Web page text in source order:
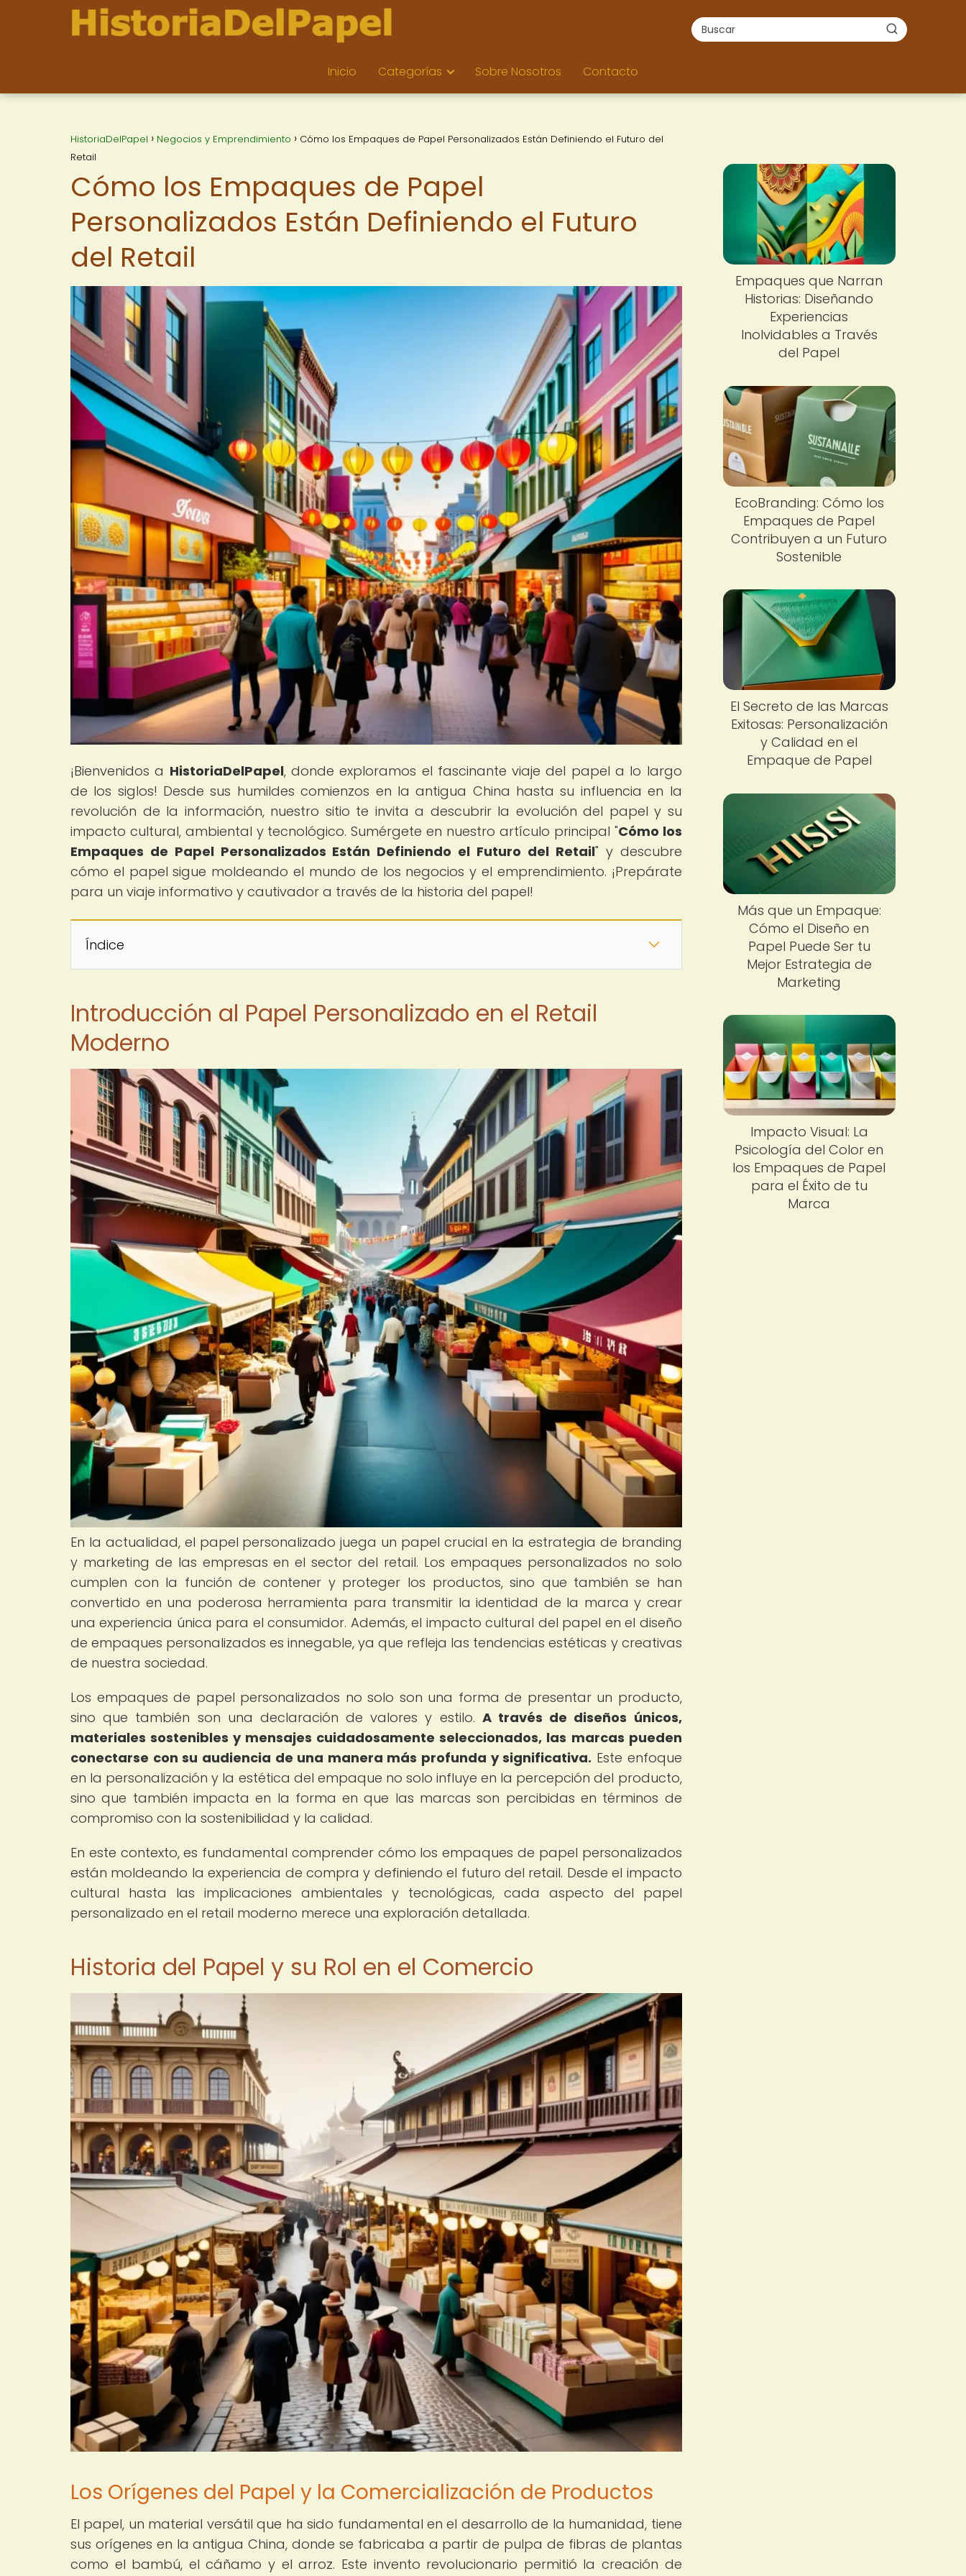
Inicio Categorías Sobre Nosotros Contacto
HistoriaDelPapel Negocios y Emprendimiento
Cómo los Empaques de Papel Personalizados Están Definiendo el Futuro del
Retail
Cómo los Empaques de Papel
Personalizados Están Definiendo el Futuro
del Retail
¡Bienvenidos a HistoriaDelPapel, donde exploramos el fascinante viaje del papel a lo largo
de los siglos! Desde sus humildes comienzos en la antigua China hasta su influencia en la
revolución de la información, nuestro sitio te invita a descubrir la evolución del papel y su
impacto cultural, ambiental y tecnológico. Sumérgete en nuestro artículo principal "Cómo los
Empaques de Papel Personalizados Están Definiendo el Futuro del Retail" y descubre
cómo el papel sigue moldeando el mundo de los negocios y el emprendimiento. ¡Prepárate
para un viaje informativo y cautivador a través de la historia del papel!
Índice
Introducción al Papel Personalizado en el Retail
Moderno
En la actualidad, el papel personalizado juega un papel crucial en la estrategia de branding
y marketing de las empresas en el sector del retail. Los empaques personalizados no solo
cumplen con la función de contener y proteger los productos, sino que también se han
convertido en una poderosa herramienta para transmitir la identidad de la marca y crear
una experiencia única para el consumidor. Además, el impacto cultural del papel en el diseño
de empaques personalizados es innegable, ya que refleja las tendencias estéticas y creativas
de nuestra sociedad.
Los empaques de papel personalizados no solo son una forma de presentar un producto,
sino que también son una declaración de valores y estilo. A través de diseños únicos,
materiales sostenibles y mensajes cuidadosamente seleccionados, las marcas pueden
conectarse con su audiencia de una manera más profunda y significativa. Este enfoque
en la personalización y la estética del empaque no solo influye en la percepción del producto,
sino que también impacta en la forma en que las marcas son percibidas en términos de
compromiso con la sostenibilidad y la calidad.
En este contexto, es fundamental comprender cómo los empaques de papel personalizados
están moldeando la experiencia de compra y definiendo el futuro del retail. Desde el impacto
cultural hasta las implicaciones ambientales y tecnológicas, cada aspecto del papel
personalizado en el retail moderno merece una exploración detallada.
Historia del Papel y su Rol en el Comercio
Los Orígenes del Papel y la Comercialización de Productos
El papel, un material versátil que ha sido fundamental en el desarrollo de la humanidad, tiene
sus orígenes en la antigua China, donde se fabricaba a partir de pulpa de fibras de plantas
como el bambú, el cáñamo y el arroz. Este invento revolucionario permitió la creación de
Empaques que Narran
Historias: Diseñando
Experiencias
Inolvidables a Través
del Papel
EcoBranding: Cómo los
Empaques de Papel
Contribuyen a un Futuro
Sostenible
El Secreto de las Marcas
Exitosas: Personalización
y Calidad en el
Empaque de Papel
Más que un Empaque:
Cómo el Diseño en
Papel Puede Ser tu
Mejor Estrategia de
Marketing
Impacto Visual: La
Psicología del Color en
los Empaques de Papel
para el Éxito de tu
Marca